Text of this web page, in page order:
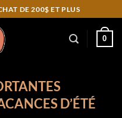
DE 200$ ET PLUS
0
D’ÉTÉ